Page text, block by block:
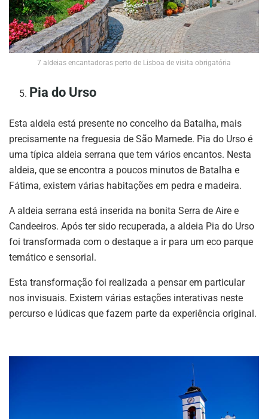
7 aldeias encantadoras perto de Lisboa de visita obrigatória
Pia do Urso
Esta aldeia está presente no concelho da Batalha, mais
precisamente na freguesia de São Mamede. Pia do Urso é
uma típica aldeia serrana que tem vários encantos. Nesta
aldeia, que se encontra a poucos minutos de Batalha e
Fátima, existem várias habitações em pedra e madeira.
A aldeia serrana está inserida na bonita Serra de Aire e
Candeeiros. Após ter sido recuperada, a aldeia Pia do Urso
foi transformada com o destaque a ir para um eco parque
temático e sensorial.
Esta transformação foi realizada a pensar em particular
nos invisuais. Existem várias estações interativas neste
percurso e lúdicas que fazem parte da experiência original.